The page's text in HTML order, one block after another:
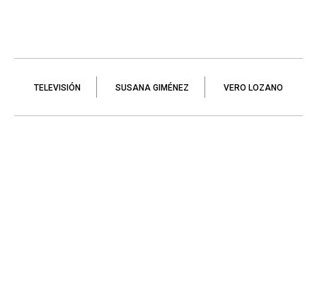
TELEVISIÓN SUSANA GIMÉNEZ VERO LOZANO